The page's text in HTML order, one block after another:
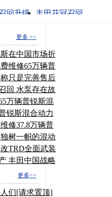
回升级
丰田花冠召回
锐志召回
更多 >>
在中国市场折
维修65万辆普
只是完善售后
回 水泵存在故
万辆普锐斯混
锐斯混合动力
修37.8万辆普
树一帜的混动
TRD全面武装
丰田中国战略
更多>>
们[请求置顶]